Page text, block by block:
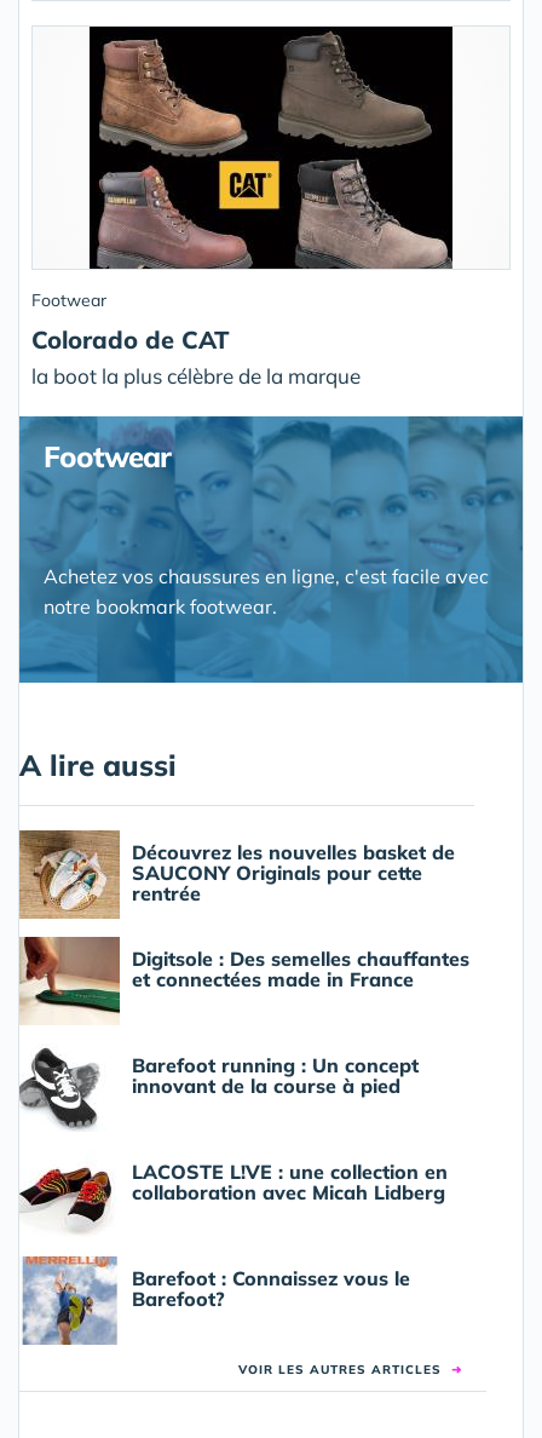
Footwear
Colorado de CAT
la boot la plus célèbre de la marque
Footwear
Achetez vos chaussures en ligne, c'est facile avec
notre bookmark footwear.
A lire aussi
Découvrez les nouvelles basket de
SAUCONY Originals pour cette
rentrée
Digitsole : Des semelles chauffantes
et connectées made in France
Barefoot running : Un concept
innovant de la course à pied
LACOSTE L!VE : une collection en
collaboration avec Micah Lidberg
Barefoot : Connaissez vous le
Barefoot?
VOIR LES AUTRES ARTICLES ➜